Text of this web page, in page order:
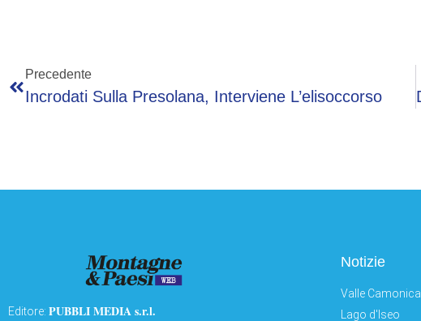
Precedente
Incrodati Sulla Presolana, Interviene L’elisoccorso
Editore: PUBBLI MEDIA s.r.l.
Notizie
Valle Camonica
Lago d'Iseo